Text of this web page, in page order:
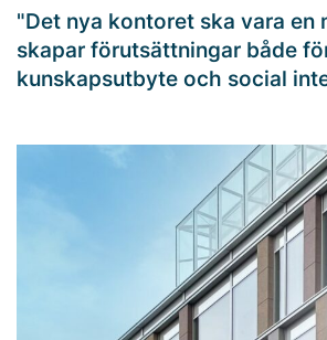
"Det nya kontoret ska vara en
skapar förutsättningar både
kunskapsutbyte och social